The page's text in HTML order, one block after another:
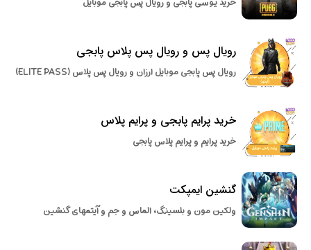
رویال پس و رویال پس پلاس پابجی
رویال پس پابجی موبایل ارزان و رویال پس پلاس (ELITE PASS)
خرید پرایم پابجی و پرایم پلاس
خرید پرایم و پرایم پلاس پابجی
گنشین ایمپکت
ولکین مون و بلسینگ، الماس و جم و آیتمهای گنشین